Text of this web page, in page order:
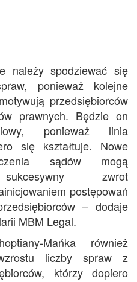
należy spodziewać się
ponieważ kolejne
przedsiębiorców
prawnych. Będzie on
ponieważ linia
się kształtuje. Nowe
sądów mogą
zwrot
postępowań
– dodaje
MBM Legal.
Mańka również
liczby spraw z
którzy dopiero